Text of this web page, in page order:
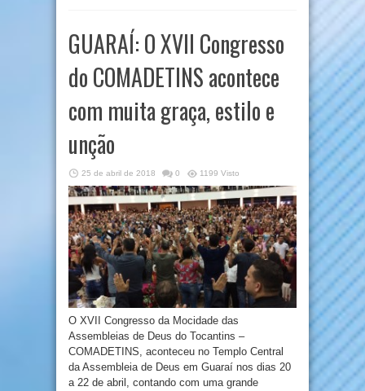
GUARAÍ: O XVII Congresso
do COMADETINS acontece
com muita graça, estilo e
unção
25 de abril de 2018 0 1199 Visto
O XVII Congresso da Mocidade das
Assembleias de Deus do Tocantins –
COMADETINS, aconteceu no Templo Central
da Assembleia de Deus em Guaraí nos dias 20
a 22 de abril, contando com uma grande